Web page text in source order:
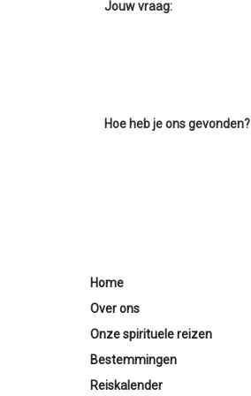
Jouw vraag:
Hoe heb je ons gevonden?
Home
Over ons
Onze spirituele reizen
Bestemmingen
Reiskalender